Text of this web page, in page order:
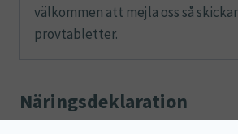
välkommen att mejla oss så
provtabletter.
Näringsdeklaration